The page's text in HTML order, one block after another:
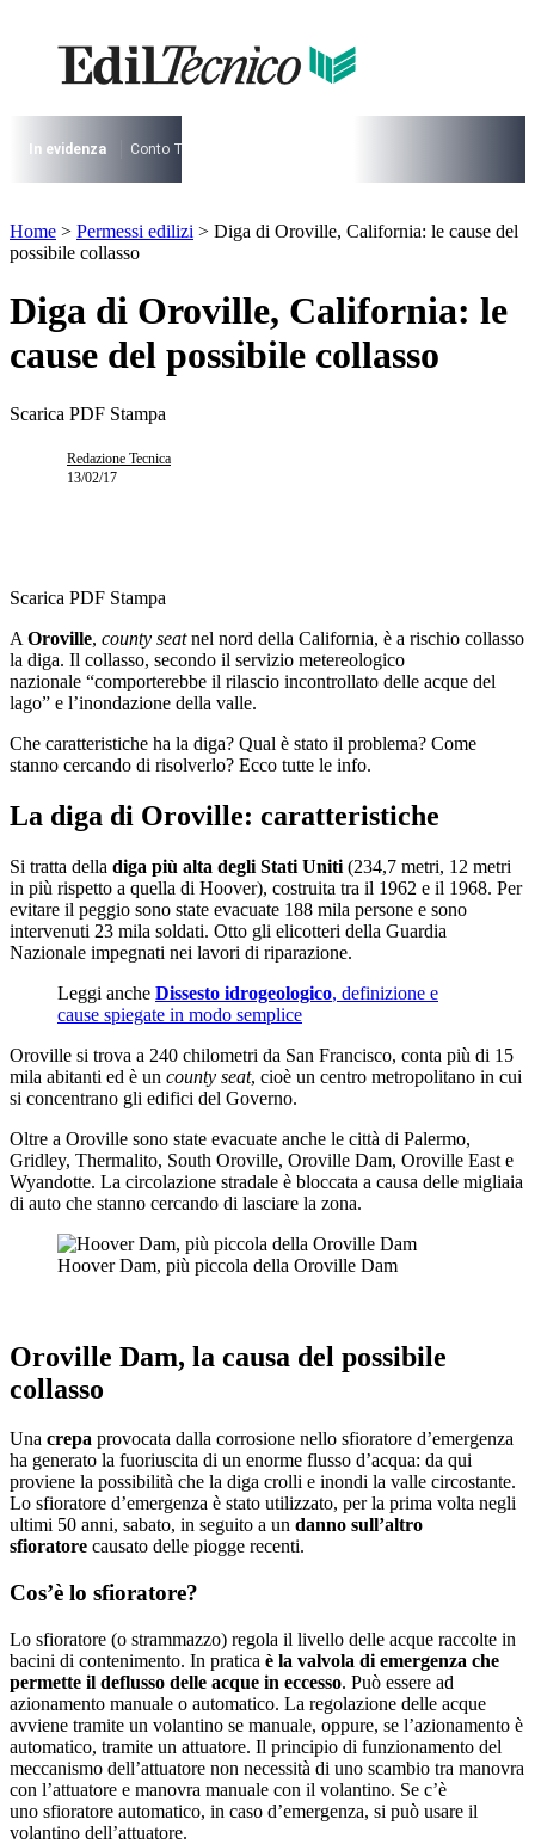
contenuto
I più cercati
Lorem ipsum dolor sit amet consectetur
Lorem ipsum dolor sit amet consectetur
In evidenza Conto Termico
I più cercati
Lorem ipsum dolor sit amet consectetur
Lorem ipsum dolor sit amet consectetur
Home > Permessi edilizi > Diga di Oroville, California: le cause del
possibile collasso
Diga di Oroville, California: le
cause del possibile collasso
Scarica PDF Stampa
Redazione Tecnica
13/02/17
Scarica PDF Stampa
A Oroville, county seatnel nord della California, è a rischio collasso
la diga. Il collasso, secondo il servizio metereologico
nazionale “comporterebbe il rilascio incontrollato delle acque del
lago” e l’inondazione della valle.
Che caratteristiche ha la diga? Qual è stato il problema? Come
stanno cercando di risolverlo? Ecco tutte le info.
La diga di Oroville: caratteristiche
Si tratta della diga più alta degli Stati Uniti (234,7 metri, 12 metri
in più rispetto a quella di Hoover), costruita tra il 1962 e il 1968. Per
evitare il peggio sono state evacuate 188 mila persone e sono
intervenuti 23 mila soldati. Otto gli elicotteri della Guardia
Nazionale impegnati nei lavori di riparazione.
Leggi anche Dissesto idrogeologico, definizione e
cause spiegate in modo semplice
Oroville si trova a 240 chilometri da San Francisco, conta più di 15
mila abitanti ed è un county seat, cioè un centro metropolitano in cui
si concentrano gli edifici del Governo.
Oltre a Oroville sono state evacuate anche le città di Palermo,
Gridley, Thermalito, South Oroville, Oroville Dam, Oroville East e
Wyandotte. La circolazione stradale è bloccata a causa delle migliaia
di auto che stanno cercando di lasciare la zona.
Hoover Dam, più piccola della Oroville Dam
Oroville Dam, la causa del possibile
collasso
Una crepa provocata dalla corrosione nello sfioratore d’emergenza
ha generato la fuoriuscita di un enorme flusso d’acqua: da qui
proviene la possibilità che la diga crolli e inondi la valle circostante.
Lo sfioratore d’emergenza è stato utilizzato, per la prima volta negli
ultimi 50 anni, sabato, in seguito a un danno sull’altro
sfioratore causato delle piogge recenti.
Cos’è lo sfioratore?
Lo sfioratore (o strammazzo) regola il livello delle acque raccolte in
bacini di contenimento. In pratica è la valvola di emergenza che
permette il deflusso delle acque in eccesso. Può essere ad
azionamento manuale o automatico. La regolazione delle acque
avviene tramite un volantino se manuale, oppure, se l’azionamento è
automatico, tramite un attuatore. Il principio di funzionamento del
meccanismo dell’attuatore non necessità di uno scambio tra manovra
con l’attuatore e manovra manuale con il volantino. Se c’è
uno sfioratore automatico, in caso d’emergenza, si può usare il
volantino dell’attua­tore.